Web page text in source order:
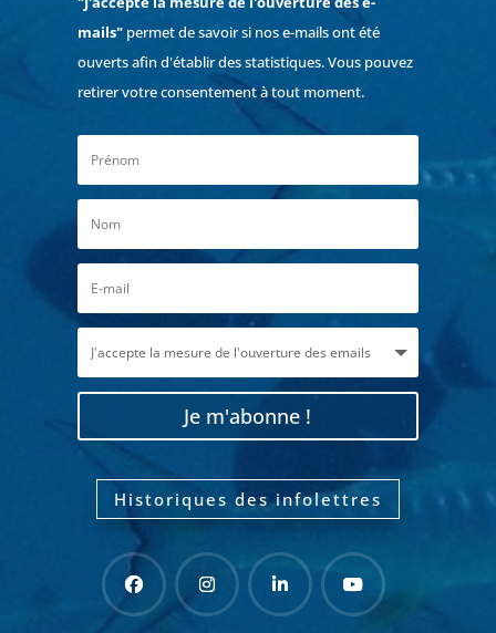
mails"permet de savoir si nos e-mails ont été
ouverts afin d'établir des statistiques. Vous pouvez
retirer votre consentement à tout moment.
Je m'abonne !
Historiques des infolettres